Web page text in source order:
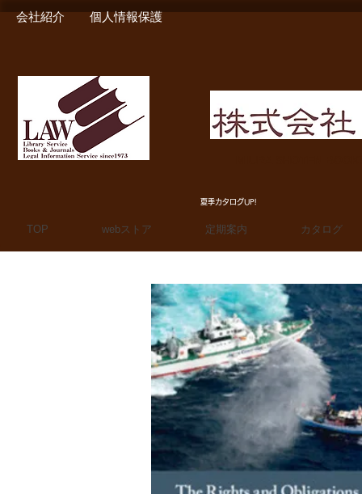
会社紹介 個人情報保護
夏季カタログUP!
TOP webストア 定期案内 カタログ